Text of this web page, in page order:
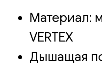
Материал:
VERTEX
Дышащая